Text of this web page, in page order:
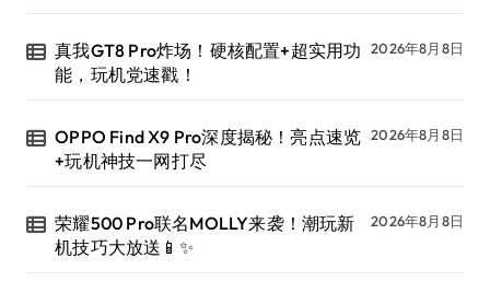
真我GT8 Pro炸场！硬核配置+超实用功
能，玩机党速戳！
2026年8月8日
OPPO Find X9 Pro深度揭秘！亮点速览
+玩机神技一网打尽
2026年8月8日
荣耀500 Pro联名MOLLY来袭！潮玩新
机技巧大放送📱✨
2026年8月8日